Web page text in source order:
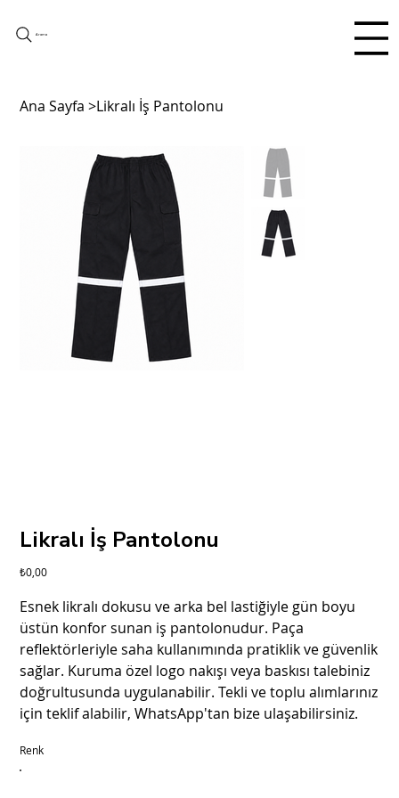
Arama
Ana Sayfa >Likralı İş Pantolonu
Likralı İş Pantolonu
Fiyat
₺0,00
Esnek likralı dokusu ve arka bel lastiğiyle gün boyu
üstün konfor sunan iş pantolonudur. Paça
reflektörleriyle saha kullanımında pratiklik ve güvenlik
sağlar. Kuruma özel logo nakışı veya baskısı talebiniz
doğrultusunda uygulanabilir. Tekli ve toplu alımlarınız
için teklif alabilir, WhatsApp'tan bize ulaşabilirsiniz.
Renk